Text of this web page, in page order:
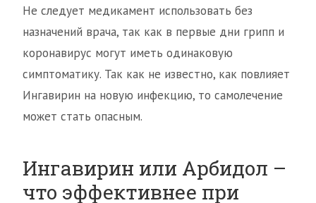
Не следует медикамент использовать без
назначений врача, так как в первые дни грипп и
коронавирус могут иметь одинаковую
симптоматику. Так как не известно, как повлияет
Ингавирин на новую инфекцию, то самолечение
может стать опасным.
Ингавирин или Арбидол –
что эффективнее при